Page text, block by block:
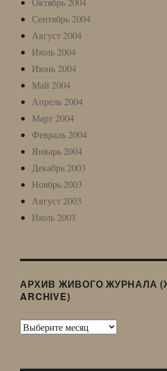
Сентябрь 2004
Август 2004
Июль 2004
Июнь 2004
Май 2004
Апрель 2004
Март 2004
Февраль 2004
Январь 2004
Декабрь 2003
Ноябрь 2003
Август 2003
Июль 2003
АРХИВ ЖИВОГО ЖУРНАЛА
ARCHIVE)
Архив